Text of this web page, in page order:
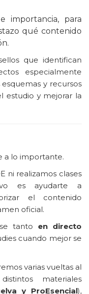
importancia, para
qué contenido
que identifican
especialmente
y recursos
estudio y mejorar la
a lo importante.
ni realizamos clases
es ayudarte a
el contenido
oficial.
tanto en directo
cuando mejor se
varias vueltas al
materiales
y ProEsencial),